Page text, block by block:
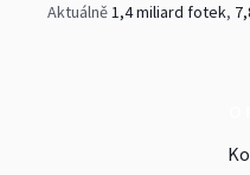
Aktuálně1,4 miliard fotek,